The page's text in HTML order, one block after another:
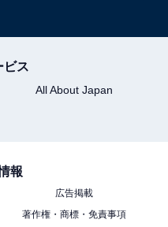
ビス
All About Japan
報
広告掲載
著作権・商標・免責事項